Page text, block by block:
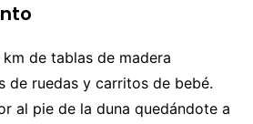
de tablas de madera
de ruedas y carritos de bebé.
al pie de la duna quedándote a